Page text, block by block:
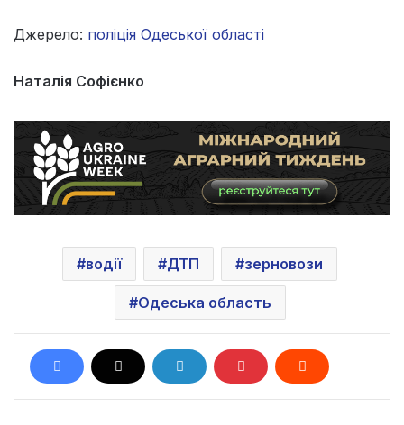
Джерело: поліція Одеської області
Наталія Софієнко
водії ДТП зерновози
Одеська область